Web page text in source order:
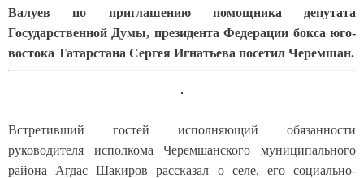
Валуев по приглашению помощника депутата
Государственной Думы, президента Федерации бокса юго-
востока Татарстана Сергея Игнатьева посетил Черемшан.
Встретивший гостей исполняющий обязанности
руководителя исполкома Черемшанского муниципального
района Агдас Шакиров рассказал о селе, его социально-